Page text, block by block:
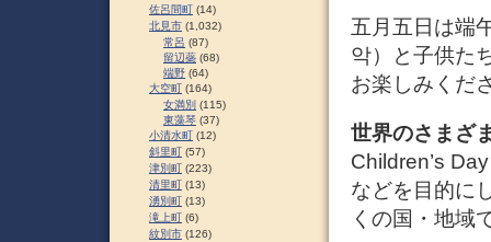
五月五日は端
악）と子供た
お楽しみくだ
世界のさまざ
Children’s
などを目的に
くの国・地域
佐呂間町 (14)
北見市 (1,032)
常呂 (87)
留辺蘂 (68)
端野 (64)
大空町 (164)
女満別 (115)
東藻琴 (37)
小清水町 (12)
斜里町 (57)
津別町 (223)
清里町 (13)
湧別町 (13)
滝上町 (6)
紋別市 (126)